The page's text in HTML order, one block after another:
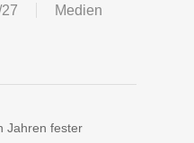
Medien
Jahren fester